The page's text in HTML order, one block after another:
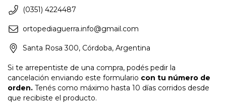
(0351) 4224487
ortopediaguerra.info@gmail.com
Santa Rosa 300, Córdoba, Argentina
Si te arrepentiste de una compra, podés pedir la
cancelación enviando este formulario con tu número de
orden. Tenés como máximo hasta 10 días corridos desde
que recibiste el producto.